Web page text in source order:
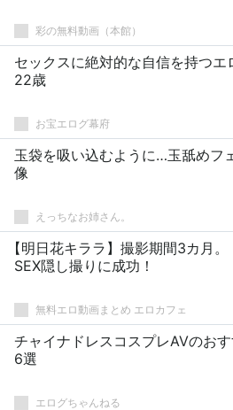
彩の無料動画（本館）
セックスに絶対的な自信を持つ
22歳
お宝エログ幕府
玉袋を吸い込むように…玉舐めフ
像
えっちなお姉さん。
【明日花キララ】撮影期間3カ月
SEX隠し撮りに成功！
無料エロ動画まとめ エロカフェ
チャイナドレスコスプレAVのお
6選
エログちゃんねる